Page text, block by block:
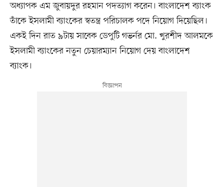
অধ্যাপক এম জুবায়দুর রহমান পদত্যাগ করেন। বাংলাদেশ ব্যাংক
তাঁকে ইসলামী ব্যাংকের স্বতন্ত্র পরিচালক পদে নিয়োগ দিয়েছিল।
একই দিন রাত ৯টায় সাবেক ডেপুটি গভর্নর মো. খুরশীদ আলমকে
ইসলামী ব্যাংকের নতুন চেয়ারম্যান নিয়োগ দেয় বাংলাদেশ
ব্যাংক।